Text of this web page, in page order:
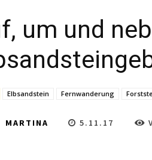
um und
Elbsandstein Fernwanderung
MARTINA 5.11.17